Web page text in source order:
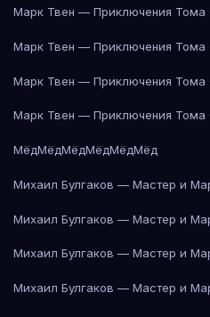
Марк Твен — Приключения Тома
Марк Твен — Приключения Тома
Марк Твен — Приключения Тома
Марк Твен — Приключения Тома
МёдМёдМёдМёдМёдМёд
Михаил Булгаков — Мастер и
Михаил Булгаков — Мастер и
Михаил Булгаков — Мастер и
Михаил Булгаков — Мастер и